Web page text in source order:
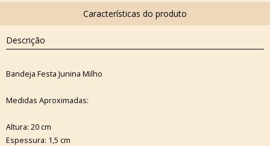
Descrição
Bandeja Festa Junina Milho
Medidas Aproximadas:
Altura: 20 cm
Espessura: 1,5 cm